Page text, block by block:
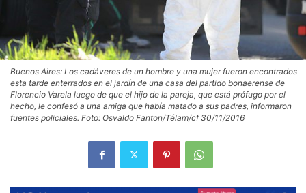
Buenos Aires: Los cadáveres de un hombre y una mujer fueron encontrados
esta tarde enterrados en el jardín de una casa del partido bonaerense de
Florencio Varela luego de que el hijo de la pareja, que está prófugo por el
hecho, le confesó a una amiga que había matado a sus padres, informaron
fuentes policiales. Foto: Osvaldo Fanton/Télam/cf 30/11/2016